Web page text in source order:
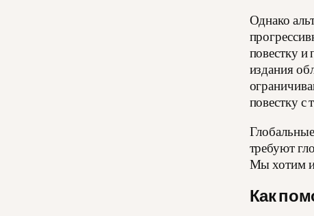
Однако
повестку и
издания
повестку с
требуют
Мы хотим
Как